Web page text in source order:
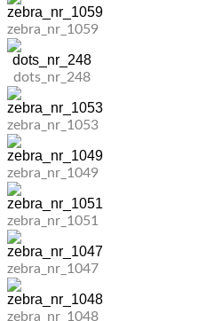
zebra_nr_1059
dots_nr_248
zebra_nr_1053
zebra_nr_1049
zebra_nr_1051
zebra_nr_1047
zebra_nr_1048